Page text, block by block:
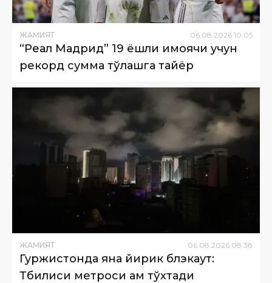
ЖАМИЯТ 06 08 2026 10:05
“Реал Мадрид” 19 ёшли ҳимоячи учун
рекорд сумма тўлашга тайёр
ЖАМИЯТ 06 08 2026 08:38
Гуржистонда яна йирик блэкаут:
Тбилиси метроси ҳам тўхтади